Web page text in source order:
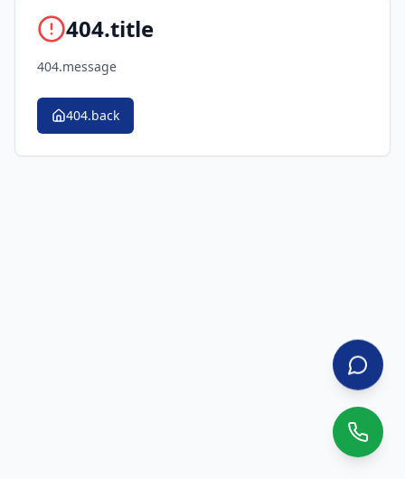
404.title
404.message
404.back